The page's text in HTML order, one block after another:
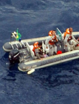
ABD merkezli